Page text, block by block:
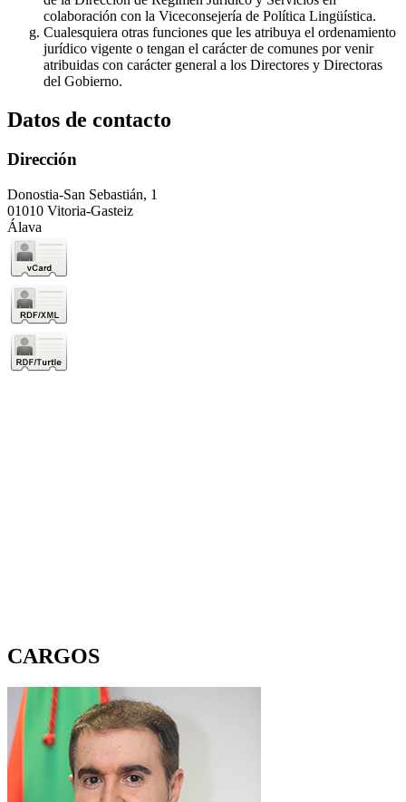
colaboración con la Viceconsejería de Política Lingüística.
Cualesquiera otras funciones que les atribuya el ordenamiento
jurídico vigente o tengan el carácter de comunes por venir
atribuidas con carácter general a los Directores y Directoras
del Gobierno.
Datos de contacto
Dirección
Donostia-San Sebastián, 1
01010 Vitoria-Gasteiz
Álava
CARGOS